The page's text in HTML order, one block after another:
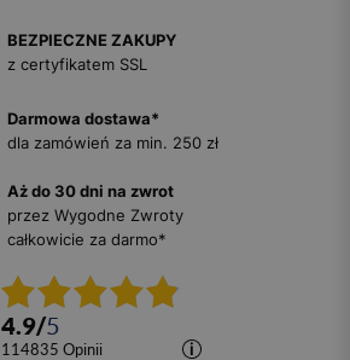
BEZPIECZNE ZAKUPY
z certyfikatem SSL
Darmowa dostawa*
dla zamówień za min. 250 zł
Aż do 30 dni na zwrot
przez Wygodne Zwroty
całkowicie za darmo*
4.9/5
114835 opinii